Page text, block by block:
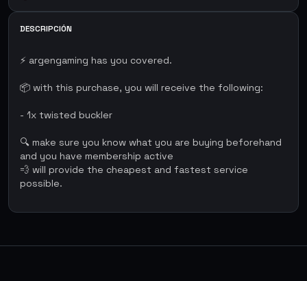
DESCRIPCIÓN
⚡ argengaming has you covered.
📦 with this purchase, you will receive the following:
- 1x twisted buckler
🔍 make sure you know what you are buying beforehand
and you have membership active
💨 will provide the cheapest and fastest service
possible.